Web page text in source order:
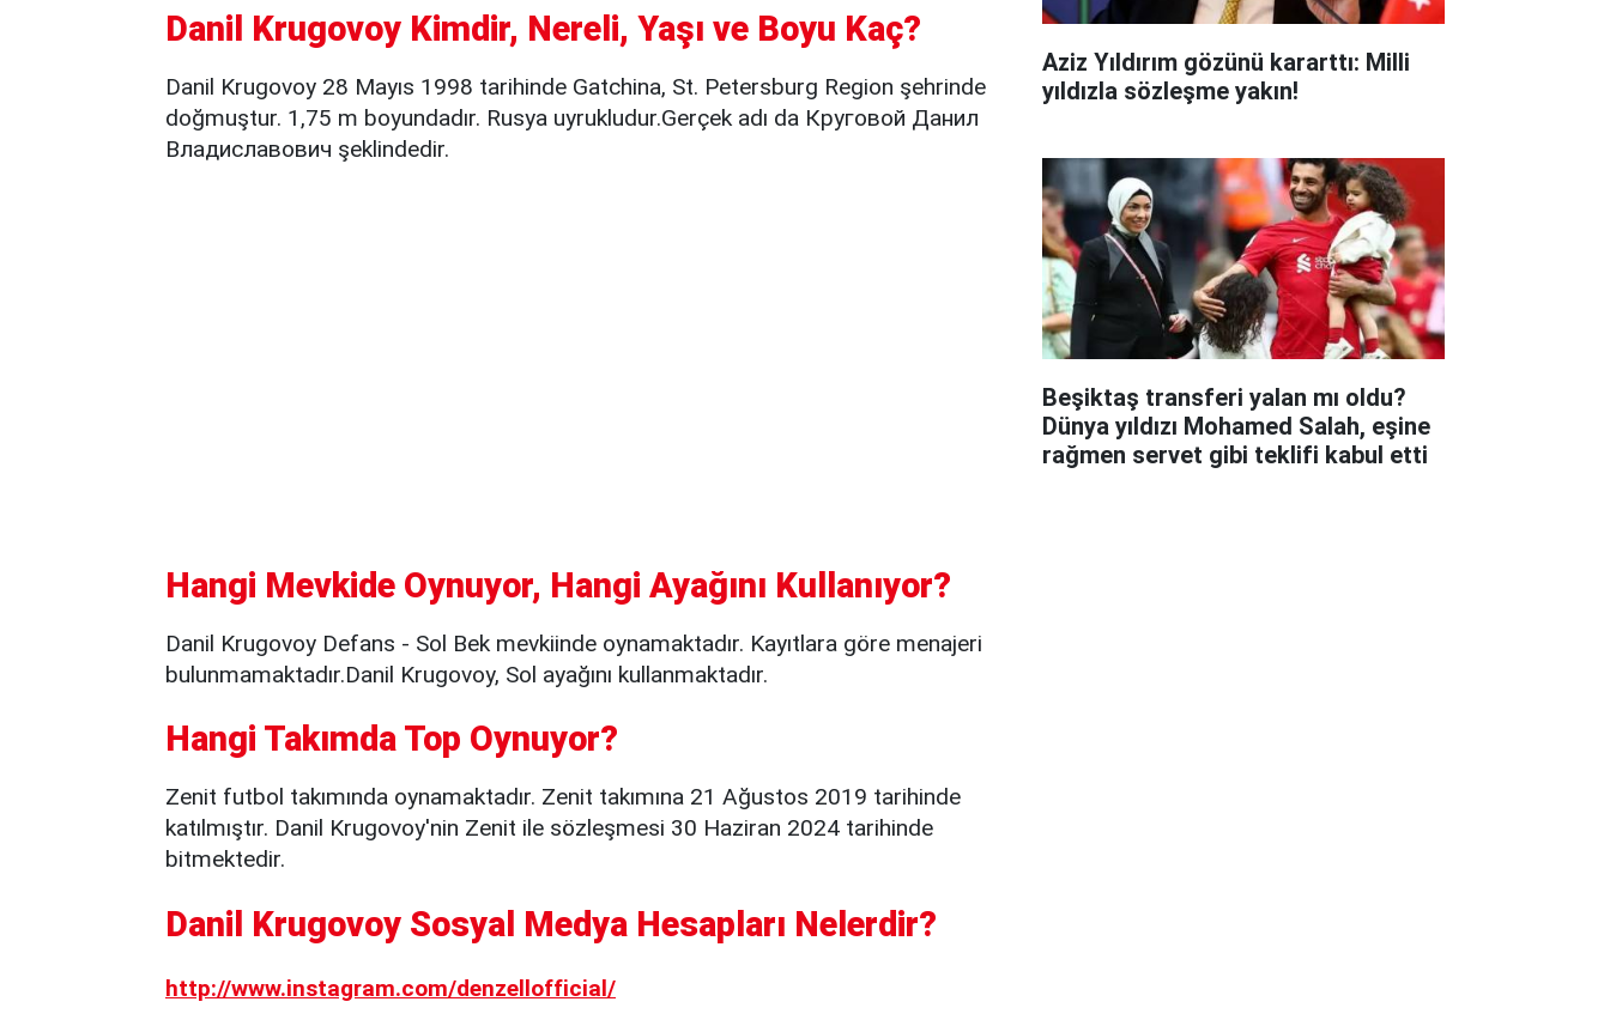
Danil Krugovoy Kimdir, Nereli, Yaşı ve Boyu Kaç?
Danil Krugovoy 28 Mayıs 1998 tarihinde Gatchina, St. Petersburg Region şehrinde
doğmuştur. 1,75 m boyundadır. Rusya uyrukludur.Gerçek adı da Круговой Данил
Владиславович şeklindedir.
Hangi Mevkide Oynuyor, Hangi Ayağını Kullanıyor?
Danil Krugovoy Defans - Sol Bek mevkiinde oynamaktadır. Kayıtlara göre menajeri
bulunmamaktadır.Danil Krugovoy, Sol ayağını kullanmaktadır.
Hangi Takımda Top Oynuyor?
Zenit futbol takımında oynamaktadır. Zenit takımına 21 Ağustos 2019 tarihinde
katılmıştır. Danil Krugovoy'nin Zenit ile sözleşmesi 30 Haziran 2024 tarihinde
bitmektedir.
Danil Krugovoy Sosyal Medya Hesapları Nelerdir?
http://www.instagram.com/denzellofficial/
Aziz Yıldırım gözünü kararttı: Milli
yıldızla sözleşme yakın!
Beşiktaş transferi yalan mı oldu?
Dünya yıldızı Mohamed Salah, eşine
rağmen servet gibi teklifi kabul etti